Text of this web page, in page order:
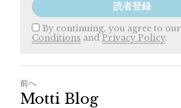
読者登録
By continuing, you agree to our
Conditions and Privacy Policy.
前へ
Motti Blog